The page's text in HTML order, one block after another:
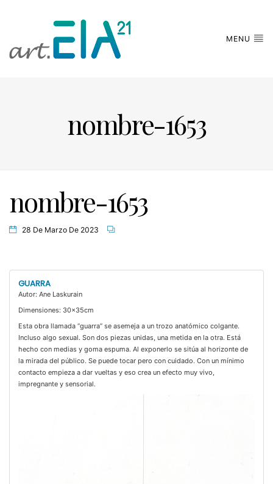
MENU
nombre-1653
nombre-1653
28 De Marzo De 2023
GUARRA
Autor: Ane Laskurain
Dimensiones: 30x35cm
Esta obra llamada “guarra” se asemeja a un trozo anatómico colgante.
Incluso algo sexual. Son dos piezas unidas, una metida en la otra. Está
hecho con medias y goma espuma. Al exponerlo se sitúa al horizonte de
la mirada del público. Se puede tocar pero con cuidado. Con un mínimo
contacto empieza a dar vueltas y eso crea un efecto muy vivo,
impregnante y sensorial.